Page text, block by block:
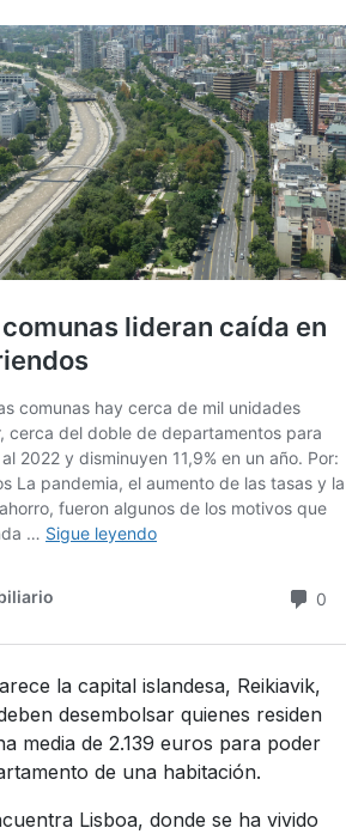
la capital islandesa, Reikiavik,
desembolsar quienes residen
media de 2.139 euros para poder
de una habitación.
Lisboa, donde se ha vivido